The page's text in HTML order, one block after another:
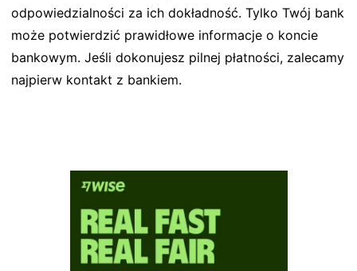
odpowiedzialności za ich dokładność. Tylko Twój bank
może potwierdzić prawidłowe informacje o koncie
bankowym. Jeśli dokonujesz pilnej płatności, zalecamy
najpierw kontakt z bankiem.